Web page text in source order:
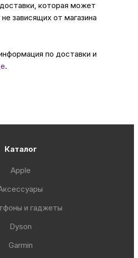
которая может
зависящих от магазина
по доставки и
.
Каталог
Apple
и гаджеты
Dyson
Garmin